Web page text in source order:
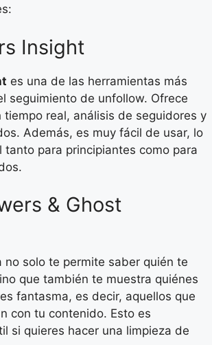
Insight
es una de las herramientas más
seguimiento de unfollow. Ofrece
tiempo real, análisis de seguidores y
Además, es muy fácil de usar, lo
tanto para principiantes como para
& Ghost
no solo te permite saber quién te
que también te muestra quiénes
fantasma, es decir, aquellos que
con tu contenido. Esto es
si quieres hacer una limpieza de